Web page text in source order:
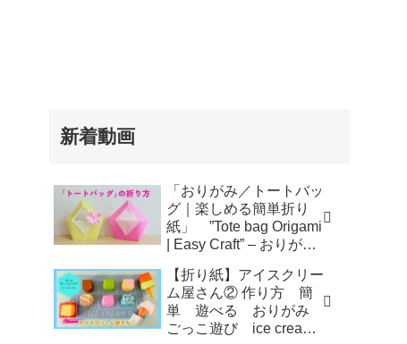
新着動画
「おりがみ／トートバッ
グ｜楽しめる簡単折り
紙」 ”Tote bag Origami
| Easy Craft” – おりがみ
【折り紙】アイスクリー
ム屋さん② 作り方 簡
単 遊べる おりがみ
ごっこ遊び ice cream